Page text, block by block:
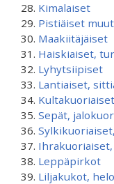
Kimalaiset
Pistiäiset muut
Maakiitäjäiset
Haiskiaiset,
Lyhytsiipiset
Lantiaiset,
Sepät,
Leppäpirkot
Liljakukot,